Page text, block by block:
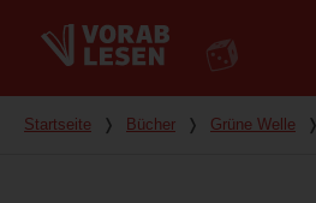
Du bist hier
Startseite ❭ Bücher ❭ Grüne Welle ❭